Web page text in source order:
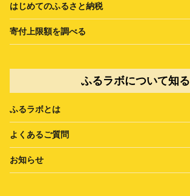
はじめてのふるさと納税
寄付上限額を調べる
ふるラボについて知る
ふるラボとは
よくあるご質問
お知らせ